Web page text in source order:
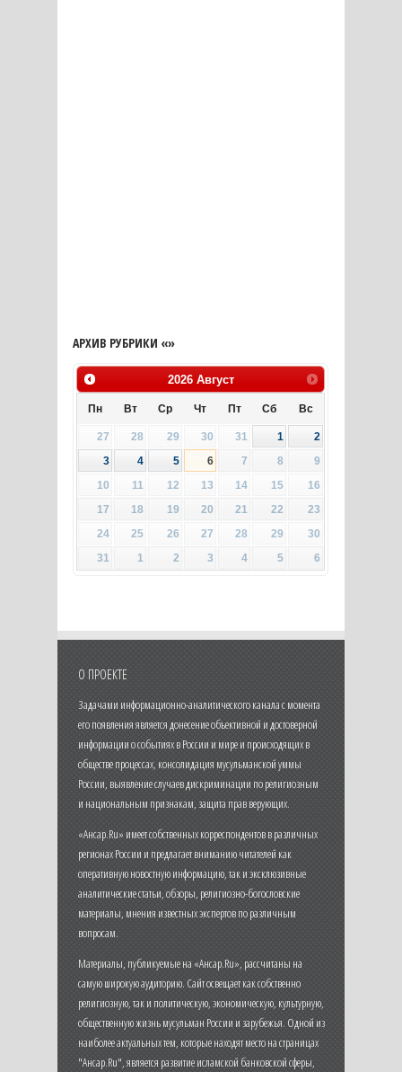
АРХИВ РУБРИКИ «»
2026 Август
Пн Вт Ср Чт Пт Сб Вс
27 28 29 30 31 1
2
3
4 5 6 7 8
9
10
11 12 13 14 15
16
17
18 19 20 21 22
23
24
25 26 27 28 29
30
31
1 2 3 4 5 6
О ПРОЕКТЕ
Задачами информационно-аналитического канала с момента
его появления является донесение объективной и достоверной
информации о событиях в России и мире и происходящих в
обществе процессах, консолидация мусульманской уммы
России, выявление случаев дискриминации по религиозным
и национальным признакам, защита прав верующих.
«Ансар.Ru» имеет собственных корреспондентов в различных
регионах России и предлагает вниманию читателей как
оперативную новостную информацию, так и эксклюзивные
аналитические статьи, обзоры, религиозно-богословские
материалы, мнения известных экспертов по различным
вопросам.
Материалы, публикуемые на «Ансар.Ru», рассчитаны на
самую широкую аудиторию. Сайт освещает как собственно
религиозную, так и политическую, экономическую, культурную,
общественную жизнь мусульман России и зарубежья. Одной из
наиболее актуальных тем, которые находят место на страницах
"Ансар.Ru", является развитие исламской банковской сферы,